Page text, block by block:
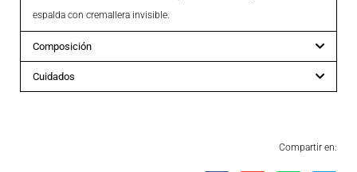
espalda con cremallera invisible.
Composición
Cuidados
Compartir en: